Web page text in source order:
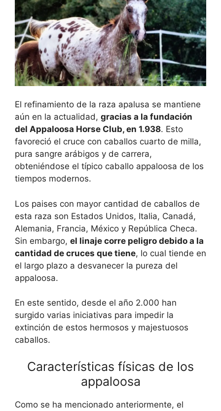
El refinamiento de la raza apalusa se mantiene
aún en la actualidad, gracias a la fundación
del Appaloosa Horse Club, en 1.938. Esto
favoreció el cruce con caballos cuarto de milla,
pura sangre arábigos y de carrera,
obteniéndose el típico caballo appaloosa de los
tiempos modernos.
Los paises con mayor cantidad de caballos de
esta raza son Estados Unidos, Italia, Canadá,
Alemania, Francia, México y República Checa.
Sin embargo, el linaje corre peligro debido a la
cantidad de cruces que tiene, lo cual tiende en
el largo plazo a desvanecer la pureza del
appaloosa.
En este sentido, desde el año 2.000 han
surgido varias iniciativas para impedir la
extinción de estos hermosos y majestuosos
caballos.
Características físicas de los
appaloosa
Como se ha mencionado anteriormente, el